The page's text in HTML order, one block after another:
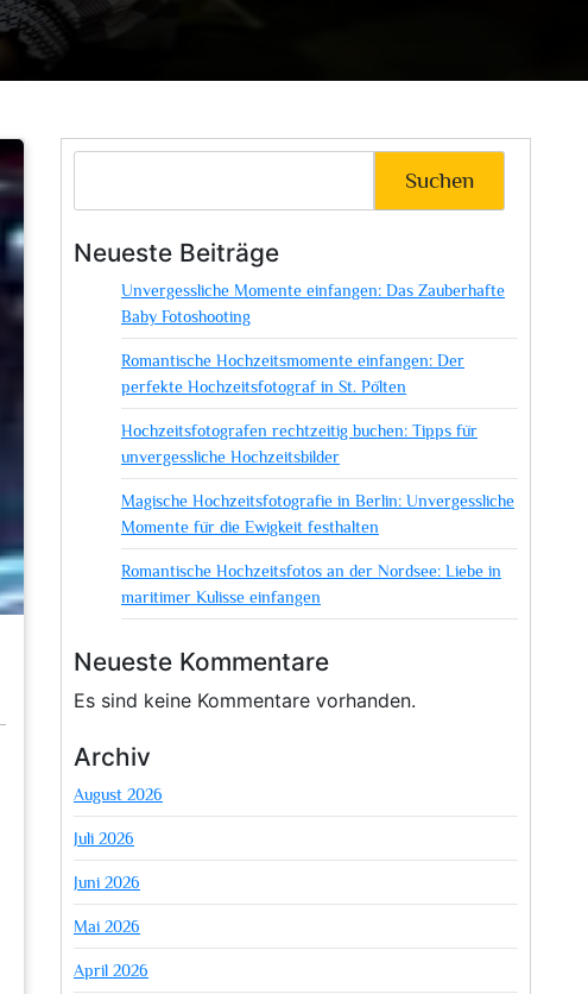
Suchen
Neueste Beiträge
Unvergessliche Momente einfangen: Das Zauberhafte
Baby Fotoshooting
Romantische Hochzeitsmomente einfangen: Der
perfekte Hochzeitsfotograf in St. Pölten
Hochzeitsfotografen rechtzeitig buchen: Tipps für
unvergessliche Hochzeitsbilder
Magische Hochzeitsfotografie in Berlin: Unvergessliche
Momente für die Ewigkeit festhalten
Romantische Hochzeitsfotos an der Nordsee: Liebe in
maritimer Kulisse einfangen
Neueste Kommentare
Es sind keine Kommentare vorhanden.
Archiv
August 2026
Juli 2026
Juni 2026
Mai 2026
April 2026